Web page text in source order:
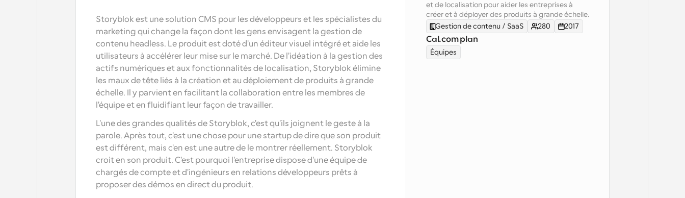
Storyblok est une solution CMS pour les développeurs et les spécialistes du
marketing qui change la façon dont les gens envisagent la gestion de
contenu headless. Le produit est doté d'un éditeur visuel intégré et aide les
utilisateurs à accélérer leur mise sur le marché. De l'idéation à la gestion des
actifs numériques et aux fonctionnalités de localisation, Storyblok élimine
les maux de tête liés à la création et au déploiement de produits à grande
échelle. Il y parvient en facilitant la collaboration entre les membres de
l'équipe et en fluidifiant leur façon de travailler.
L'une des grandes qualités de Storyblok, c'est qu'ils joignent le geste à la
parole. Après tout, c'est une chose pour une startup de dire que son produit
est différent, mais c'en est une autre de le montrer réellement. Storyblok
croit en son produit. C'est pourquoi l'entreprise dispose d'une équipe de
chargés de compte et d'ingénieurs en relations développeurs prêts à
proposer des démos en direct du produit.
et de localisation pour aider les entreprises à
créer et à déployer des produits à grande échelle.
Gestion de contenu / SaaS
280 2017
Cal.com plan
Équipes